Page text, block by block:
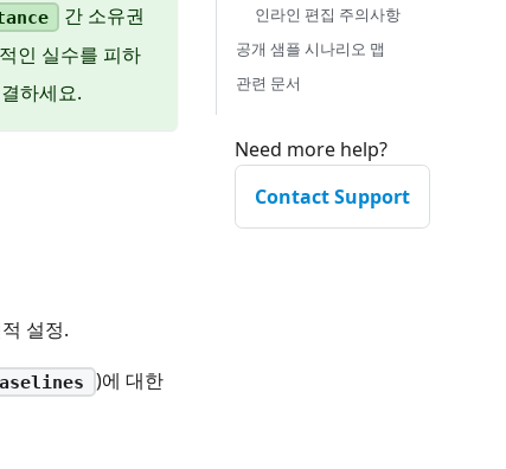
간 소유권
인 실수를 피하
하세요.
설정.
)에 대한
인라인 편집 주의사항
공개 샘플 시나리오 맵
관련 문서
Need more help?
Contact Support